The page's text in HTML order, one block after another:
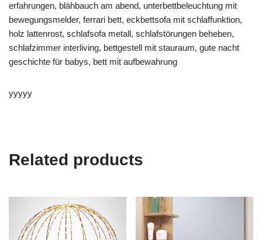
erfahrungen, blähbauch am abend, unterbettbeleuchtung mit
bewegungsmelder, ferrari bett, eckbettsofa mit schlaffunktion,
holz lattenrost, schlafsofa metall, schlafstörungen beheben,
schlafzimmer interliving, bettgestell mit stauraum, gute nacht
geschichte für babys, bett mit aufbewahrung
yyyyy
Related products